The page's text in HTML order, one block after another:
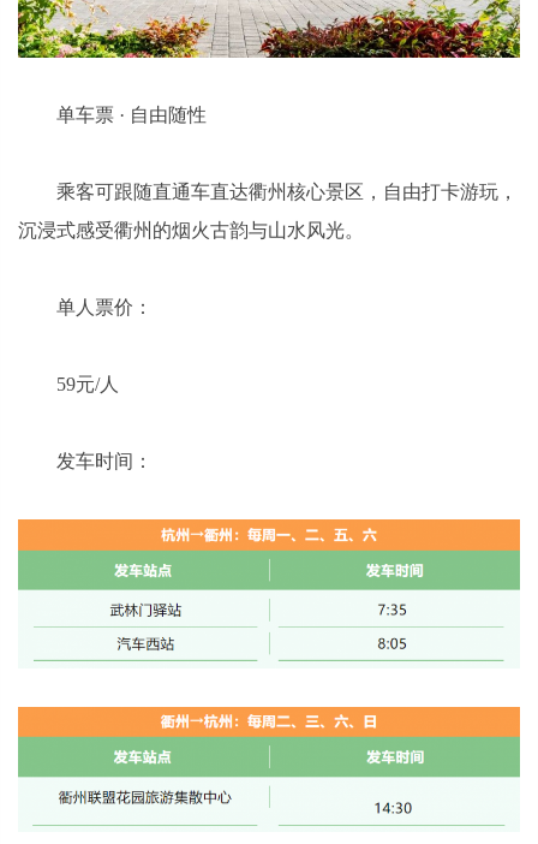
单车票 · 自由随性
乘客可跟随直通车直达衢州核心景区，自由打卡游玩，
沉浸式感受衢州的烟火古韵与山水风光。
单人票价：
59元/人
发车时间：